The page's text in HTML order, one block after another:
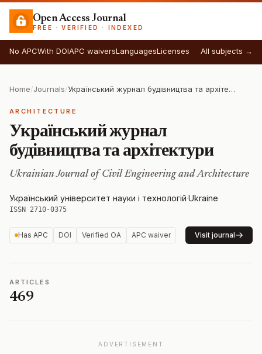
Open Access Journal
FREE · VERIFIED · INDEXED
No APCWith DOIAPC waiversLanguagesLicenses All subjects →
Home/Journals/ Український журнал будівництва та архітектури
ARCHITECTURE
Український журнал
будівництва та архітектури
Ukrainian Journal of Civil Engineering and Architecture
Український університет науки і технологій·Ukraine·
ISSN 2710-0375
Has APC DOI Verified OA APC waiver Visit journal
ARTICLES
469
ADVERTISEMENT